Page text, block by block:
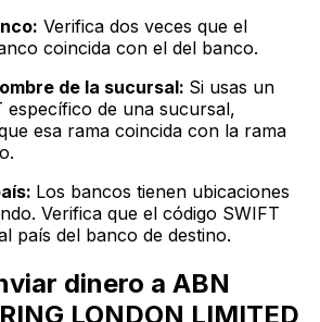
Verifica dos veces que el
coincida con el del banco.
de la sucursal: Si usas un
específico de una sucursal,
esa rama coincida con la rama
Los bancos tienen ubicaciones
Verifica que el código SWIFT
país del banco de destino.
dinero a ABN
LONDON LIMITED